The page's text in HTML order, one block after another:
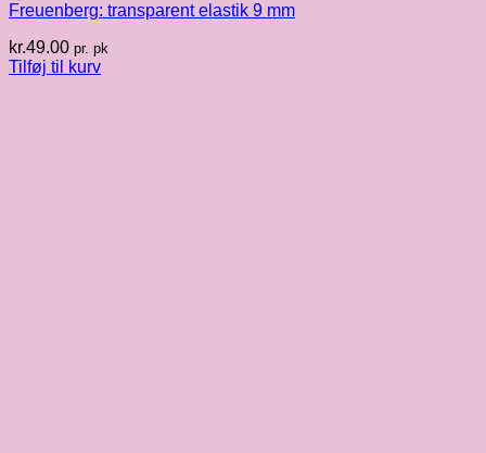
Freuenberg: transparent elastik 9 mm
kr.49.00 pr. pk
Tilføj til kurv